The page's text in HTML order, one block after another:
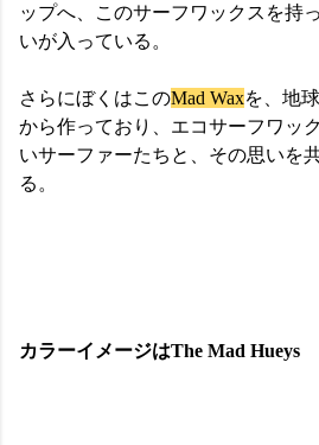
ップへ、このサーフワックスを持
いが入っている。
さらにぼくはこのMad Waxを、地
から作っており、エコサーフワッ
いサーファーたちと、その思いを
る。
カラーイメージはThe Mad Hueys